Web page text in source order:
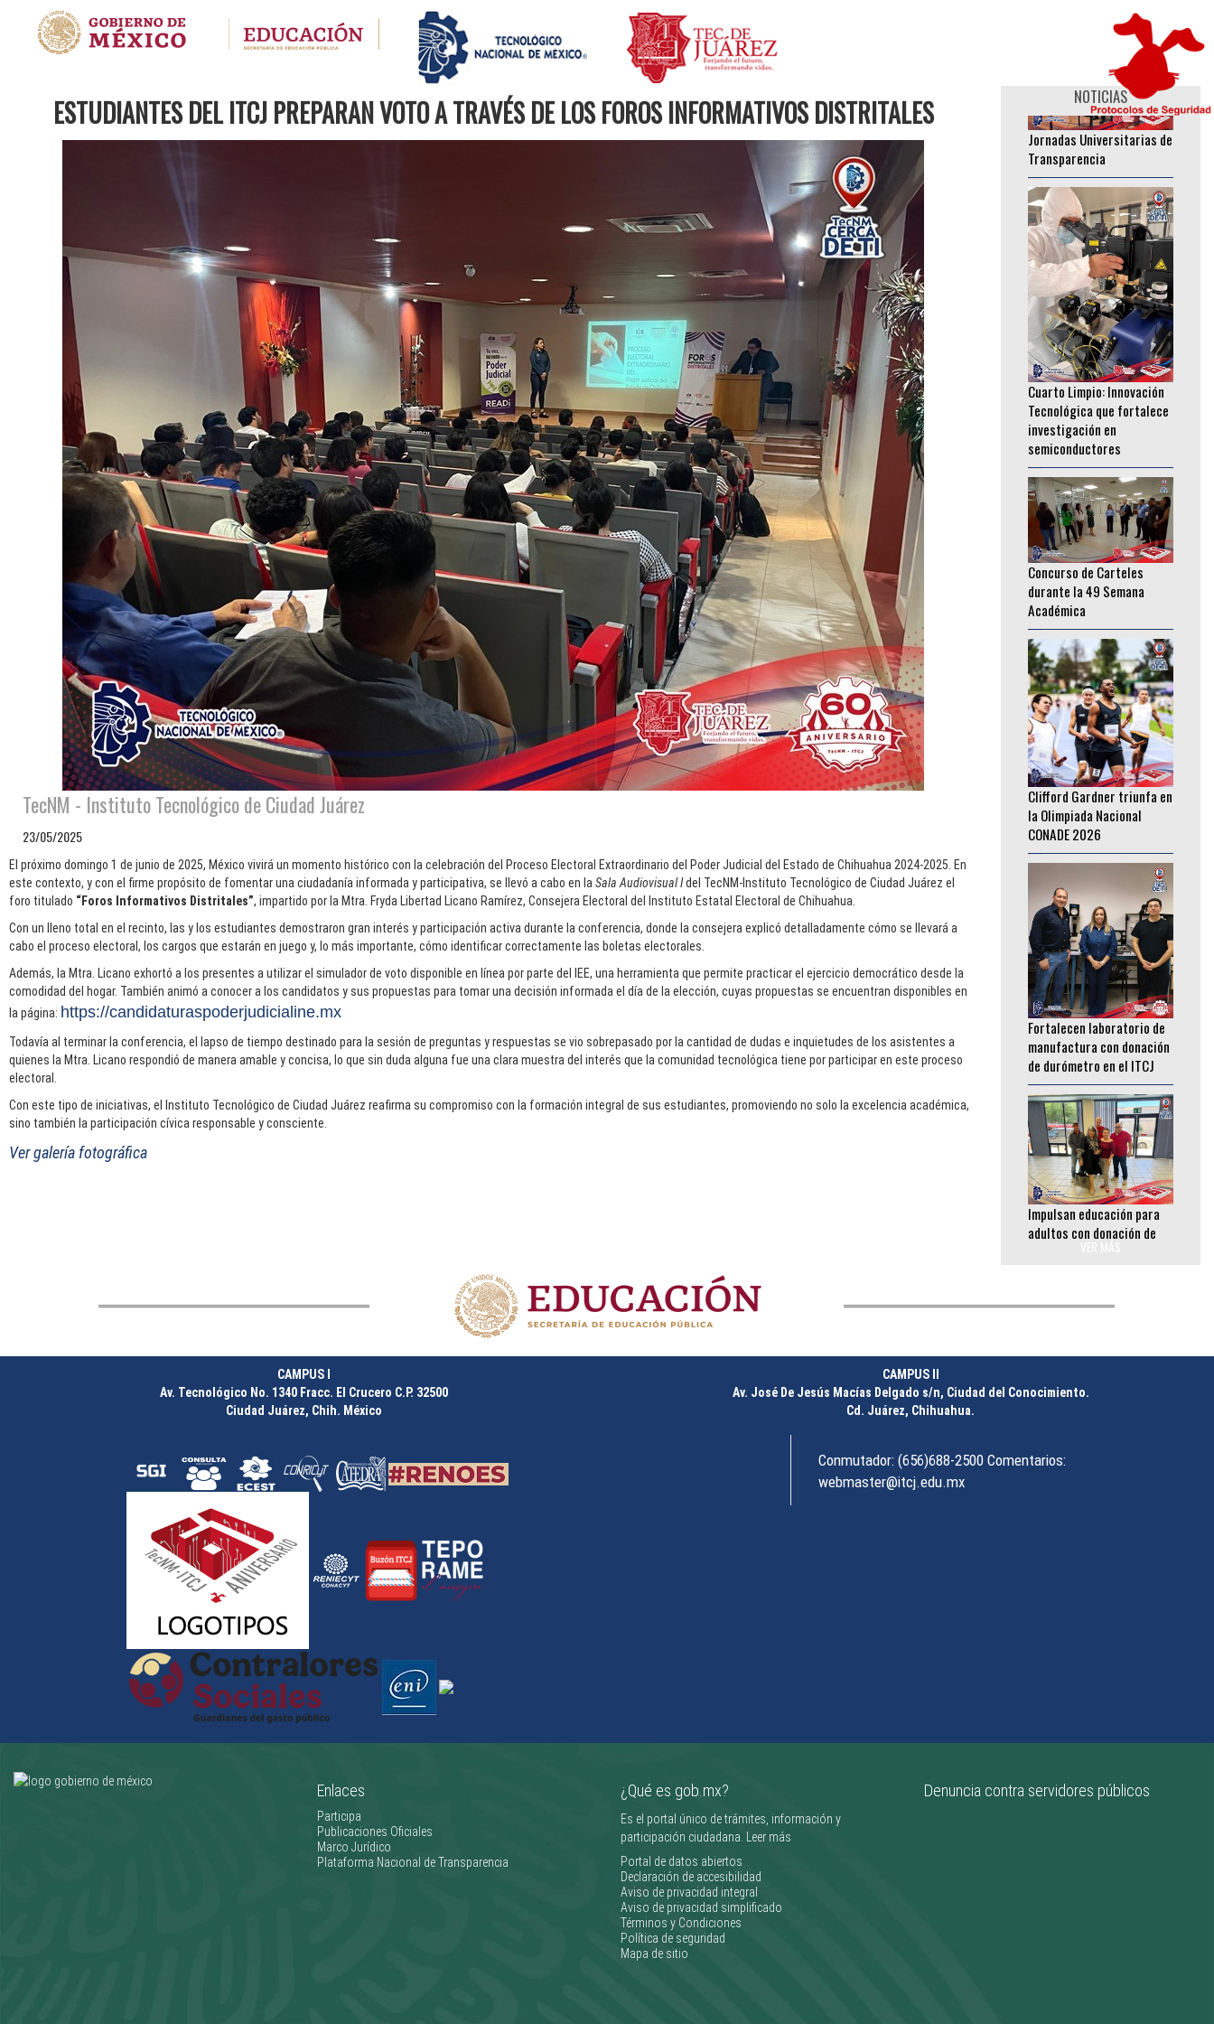
ESTUDIANTES DEL ITCJ PREPARAN VOTO A TRAVÉS DE LOS FOROS INFORMATIVOS DISTRITALES
TecNM - Instituto Tecnológico de Ciudad Juárez
23/05/2025
El próximo domingo 1 de junio de 2025, México vivirá un momento histórico con la celebración del Proceso Electoral Extraordinario del Poder Judicial del Estado de Chihuahua 2024-2025. En
este contexto, y con el firme propósito de fomentar una ciudadanía informada y participativa, se llevó a cabo en laSala Audiovisual Idel TecNM-Instituto Tecnológico de Ciudad Juárez el
foro titulado “Foros Informativos Distritales”, impartido por la Mtra. Fryda Libertad Licano Ramírez, Consejera Electoral del Instituto Estatal Electoral de Chihuahua.
Con un lleno total en el recinto, las y los estudiantes demostraron gran interés y participación activa durante la conferencia, donde la consejera explicó detalladamente cómo se llevará a
cabo el proceso electoral, los cargos que estarán en juego y, lo más importante, cómo identificar correctamente las boletas electorales.
Además, la Mtra. Licano exhortó a los presentes a utilizar el simulador de voto disponible en línea por parte del IEE, una herramienta que permite practicar el ejercicio democrático desde la
comodidad del hogar. También animó a conocer a los candidatos y sus propuestas para tomar una decisión informada el día de la elección, cuyas propuestas se encuentran disponibles en
la página: https://candidaturaspoderjudicialine.mx
Todavía al terminar la conferencia, el lapso de tiempo destinado para la sesión de preguntas y respuestas se vio sobrepasado por la cantidad de dudas e inquietudes de los asistentes a
quienes la Mtra. Licano respondió de manera amable y concisa, lo que sin duda alguna fue una clara muestra del interés que la comunidad tecnológica tiene por participar en este proceso
electoral.
Con este tipo de iniciativas, el Instituto Tecnológico de Ciudad Juárez reafirma su compromiso con la formación integral de sus estudiantes, promoviendo no solo la excelencia académica,
sino también la participación cívica responsable y consciente.
Ver galería fotográfica
NOTICIAS
Jornadas Universitarias de
Transparencia
Cuarto Limpio: Innovación
Tecnológica que fortalece
investigación en
semiconductores
Concurso de Carteles
durante la 49 Semana
Académica
Clifford Gardner triunfa en
la Olimpiada Nacional
CONADE 2026
Fortalecen laboratorio de
manufactura con donación
de durómetro en el ITCJ
Impulsan educación para
adultos con donación de
mobiliario en el ITCJ
Liebres se suman a
futuro libre de plásticos
CAMPUS I
Av. Tecnológico No. 1340 Fracc. El Crucero C.P. 32500
Ciudad Juárez, Chih. México
CAMPUS II
Av. José De Jesús Macías Delgado s/n, Ciudad del Conocimiento.
Cd. Juárez, Chihuahua.
Conmutador: (656)688-2500 Comentarios:
webmaster@itcj.edu.mx
Enlaces
Participa
Publicaciones Oficiales
Marco Jurídico
Plataforma Nacional de Transparencia
¿Qué es gob.mx?
Es el portal único de trámites, información y
participación ciudadana. Leer más
Portal de datos abiertos
Declaración de accesibilidad
Aviso de privacidad integral
Aviso de privacidad simplificado
Términos y Condiciones
Política de seguridad
Mapa de sitio
Denuncia contra servidores públicos